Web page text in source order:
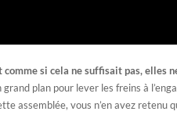
si cela ne suffisait pas, elles
plan pour lever les freins à
assemblée, vous n’en avez retenu